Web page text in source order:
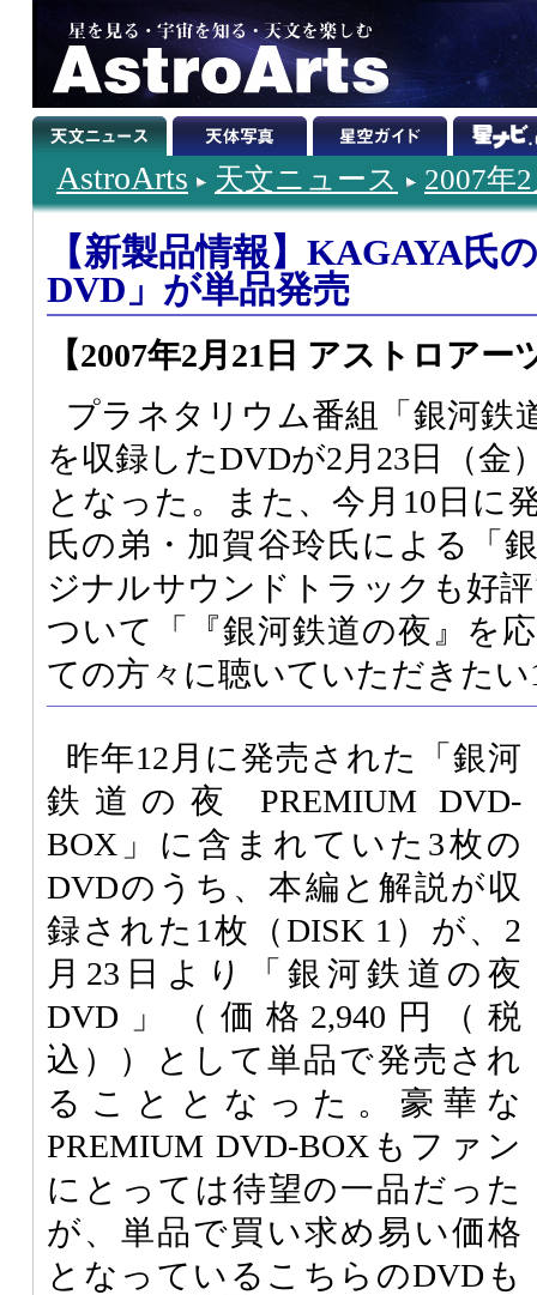
AstroArts 天文ニュース 2007年
【新製品情報】KAGAYA氏
DVD」が単品発売
【2007年2月21日 アストロアー
プラネタリウム番組「銀河鉄
を収録したDVDが2月23日（金
となった。また、今月10日に
氏の弟・加賀谷玲氏による「
ジナルサウンドトラックも好
ついて「『銀河鉄道の夜』を
ての方々に聴いていただきた
昨年12月に発売された「銀河
鉄道の夜 PREMIUM DVD-
BOX」に含まれていた3枚の
DVDのうち、本編と解説が収
録された1枚（DISK 1）が、2
月23日より「銀河鉄道の夜
DVD」（価格2,940円（税
込））として単品で発売され
ることとなった。豪華な
PREMIUM DVD-BOXもファン
にとっては待望の一品だった
が、単品で買い求め易い価格
となっているこちらのDVDも